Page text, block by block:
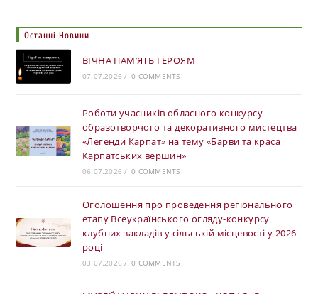
Останні Новини
ВІЧНА ПАМ’ЯТЬ ГЕРОЯМ
07.07.2026 / 0 COMMENTS
Роботи учасників обласного конкурсу
образотворчого та декоративного мистецтва
«Легенди Карпат» на тему «Барви та краса
Карпатських вершин»
06.07.2026 / 0 COMMENTS
Оголошення про проведення регіонального
етапу Всеукраїнського огляду-конкурсу
клубних закладів у сільській місцевості у 2026
році
03.07.2026 / 0 COMMENTS